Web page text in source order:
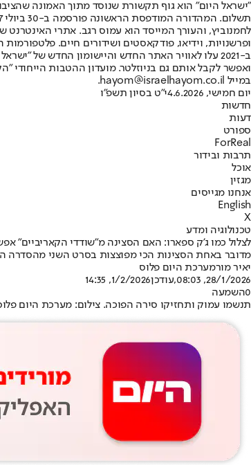
"ישראל היום" הוא גוף תקשורת שנוסד מתוך האמונה
ופרשנויות, וידיאו, פודקאסטים ושידורים חיים.
ב-2021 עלו לאוויר האתר החדש והיישומון החדש של
ואפשר לקבל אותם גם בניוזלטר. מועדון ההטבות הייחודי
במייל hayom@israelhayom.co.il.
יום חמישי, 4.6.2026
י"ט בסיון תשפ"ו
חדשות
דעות
ספורט
ForReal
תרבות ובידור
אוכל
מגזין
אנחנו מגייסים
English
X
טכנולוגיה ומדע
לצלול כמו ג’ק ספארו: האם הסצינה מ"שודדי הקאריביים"
מדובר באחת הסצינות הכי מפוצצות בסרט השני
יאיר מורמערכת היום פלוס
28/1/2026, 08:03
,עודכן1/2/2026, 14:35
0השמעה
תנשמו עמוק ותחזיקו סירה הפוכה. צילום: מערכת היום